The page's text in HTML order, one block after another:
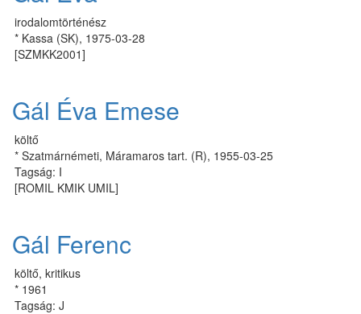
irodalomtörténész
* Kassa (SK), 1975-03-28
[SZMKK2001]
Gál Éva Emese
költő
* Szatmárnémeti, Máramaros tart. (R), 1955-03-25
Tagság: I
[ROMIL KMIK UMIL]
Gál Ferenc
költő, kritikus
* 1961
Tagság: J